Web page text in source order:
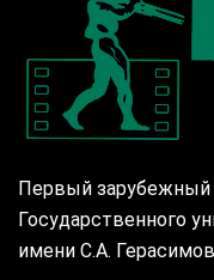
Первый зарубежный
Государственного
имени С.А.